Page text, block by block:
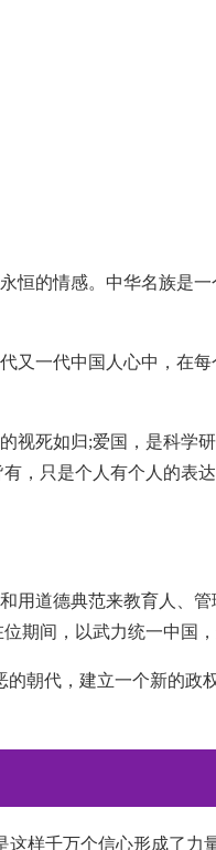
的情感。中华名族是
一代中国人心中，在
死如归;爱国，是科学
，只是个人有个人的表
道德典范来教育人、
期间，以武力统一中国
朝代，建立一个新的政
样千万个信心形成了力